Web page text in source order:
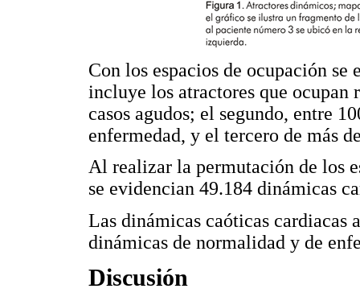
Con los espacios de ocupación
incluye los atractores que ocupan
casos agudos; el segundo, entre
enfermedad, y el tercero de más
Al realizar la permutación de los
se evidencian 49.184 dinámicas
Las dinámicas caóticas cardiacas
dinámicas de normalidad y de
Discusión